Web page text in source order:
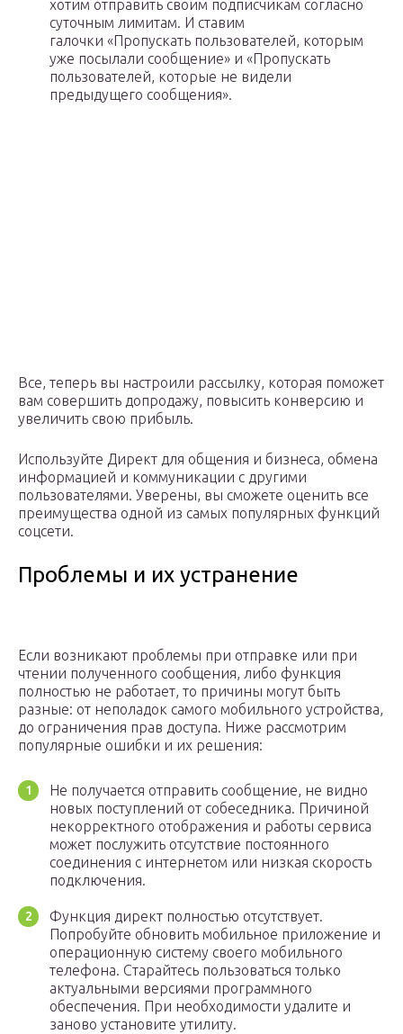
хотим отправить своим подписчикам согласно
суточным лимитам. И ставим
галочки «Пропускать пользователей, которым
уже посылали сообщение» и «Пропускать
пользователей, которые не видели
предыдущего сообщения».
Все, теперь вы настроили рассылку, которая поможет
вам совершить допродажу, повысить конверсию и
увеличить свою прибыль.
Используйте Директ для общения и бизнеса, обмена
информацией и коммуникации с другими
пользователями. Уверены, вы сможете оценить все
преимущества одной из самых популярных функций
соцсети.
Проблемы и их устранение
Если возникают проблемы при отправке или при
чтении полученного сообщения, либо функция
полностью не работает, то причины могут быть
разные: от неполадок самого мобильного устройства,
до ограничения прав доступа. Ниже рассмотрим
популярные ошибки и их решения:
Не получается отправить сообщение, не видно
новых поступлений от собеседника. Причиной
некорректного отображения и работы сервиса
может послужить отсутствие постоянного
соединения с интернетом или низкая скорость
подключения.
Функция директ полностью отсутствует.
Попробуйте обновить мобильное приложение и
операционную систему своего мобильного
телефона. Старайтесь пользоваться только
актуальными версиями программного
обеспечения. При необходимости удалите и
заново установите утилиту.